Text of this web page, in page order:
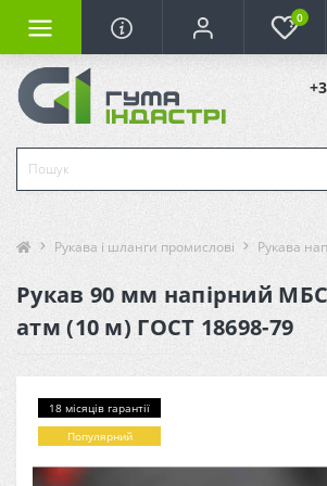
0
Рукава і шланги промислові Рукава
Рукав 90 мм напірний
атм (10 м) ГОСТ 18698-79
18 місяців гарантії
Популярний